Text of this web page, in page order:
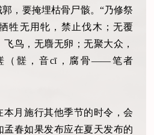
，要掩埋枯骨尸骸。“乃修祭
牲无用牝，禁止伐木；无覆
鸟，无麛无卵；无聚大众，
（髊，音cī，腐骨——笔者
本月施行其他季节的时令，会
孟春如果发布应在夏天发布的